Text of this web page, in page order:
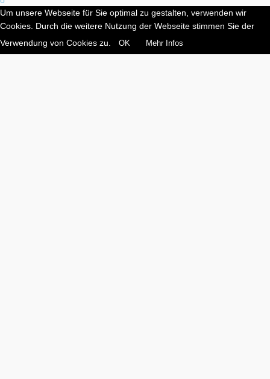
Um unsere Webseite für Sie optimal zu gestalten, verwenden wir
Cookies. Durch die weitere Nutzung der Webseite stimmen Sie der
Verwendung von Cookies zu.
OK Mehr Infos